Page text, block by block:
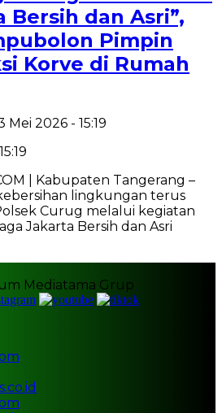
Bersih dan Asri”,
Pimpin
Korve di Rumah
Mei 2026 - 15:19
| Kabupaten Tangerang –
lingkungan terus
Curug melalui kegiatan
Jakarta Bersih dan Asri
Mediatama Grup